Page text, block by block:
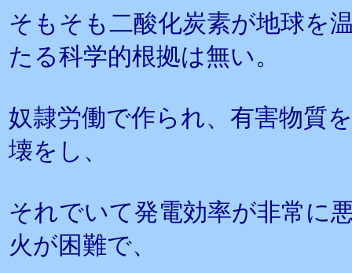
そもそも二酸化炭素が地球を
たる科学的根拠は無い。
奴隷労働で作られ、有害物質
壊をし、
それでいて発電効率が非常に
火が困難で、